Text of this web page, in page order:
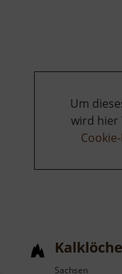
Um
wird hier
Sachsen